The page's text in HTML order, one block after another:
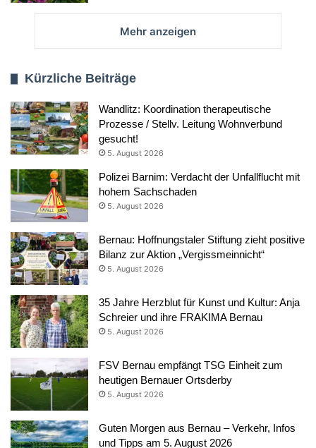
Mehr anzeigen
Kürzliche Beiträge
Wandlitz: Koordination therapeutische
Prozesse / Stellv. Leitung Wohnverbund
gesucht!
5. August 2026
Polizei Barnim: Verdacht der Unfallflucht mit
hohem Sachschaden
5. August 2026
Bernau: Hoffnungstaler Stiftung zieht positive
Bilanz zur Aktion „Vergissmeinnicht“
5. August 2026
35 Jahre Herzblut für Kunst und Kultur: Anja
Schreier und ihre FRAKIMA Bernau
5. August 2026
FSV Bernau empfängt TSG Einheit zum
heutigen Bernauer Ortsderby
5. August 2026
Guten Morgen aus Bernau – Verkehr, Infos
und Tipps am 5. August 2026